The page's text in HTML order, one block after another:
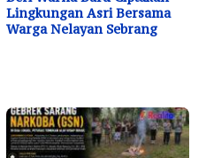
Lingkungan Asri Bersama
Warga Nelayan Sebrang